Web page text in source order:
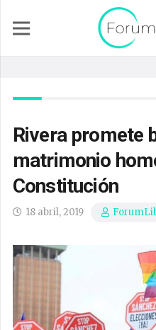
Rivera promete
matrimonio
Constitución
18 abril, 2019